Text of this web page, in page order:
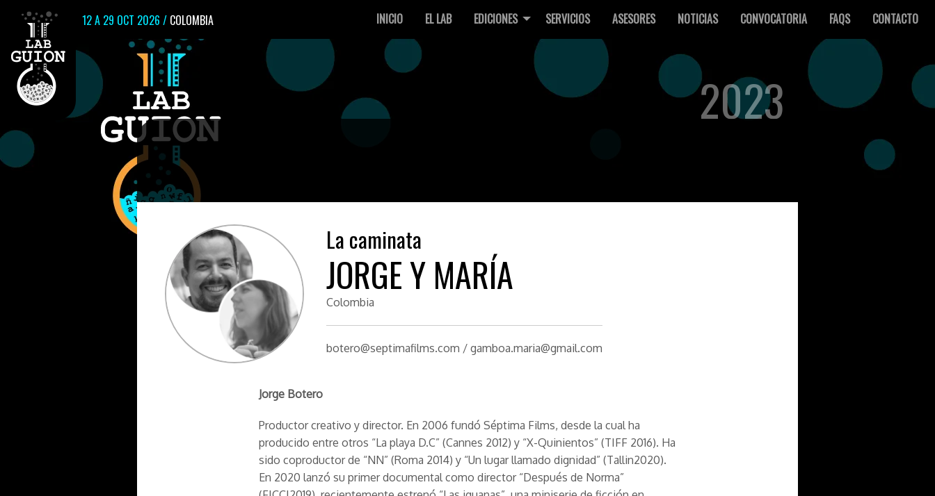
12 A 29 OCT 2026 / COLOMBIA INICIO EL LAB EDICIONES SERVICIOS ASESORES NOTICIAS CONVOCATORIA FAQS CONTACTO
2023
La caminata
JORGE Y MARÍA
Colombia
botero@septimafilms.com / gamboa.maria@gmail.com
Jorge Botero
Productor creativo y director. En 2006 fundó Séptima Films, desde la cual ha
producido entre otros “La playa D.C” (Cannes 2012) y “X-Quinientos” (TIFF 2016). Ha
sido coproductor de “NN” (Roma 2014) y “Un lugar llamado dignidad” (Tallin2020).
En 2020 lanzó su primer documental como director “Después de Norma”